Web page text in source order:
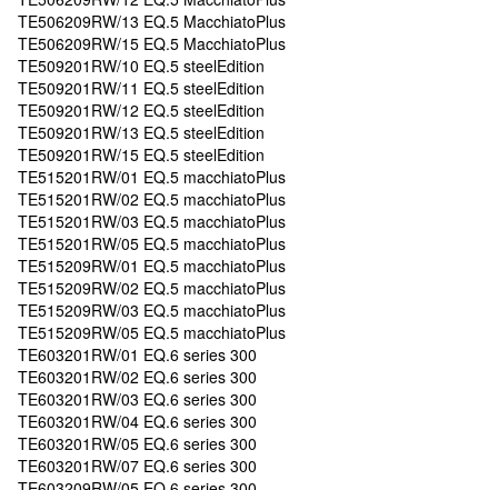
TE506209RW/13 EQ.5 MacchiatoPlus
TE506209RW/15 EQ.5 MacchiatoPlus
TE509201RW/10 EQ.5 steelEdition
TE509201RW/11 EQ.5 steelEdition
TE509201RW/12 EQ.5 steelEdition
TE509201RW/13 EQ.5 steelEdition
TE509201RW/15 EQ.5 steelEdition
TE515201RW/01 EQ.5 macchiatoPlus
TE515201RW/02 EQ.5 macchiatoPlus
TE515201RW/03 EQ.5 macchiatoPlus
TE515201RW/05 EQ.5 macchiatoPlus
TE515209RW/01 EQ.5 macchiatoPlus
TE515209RW/02 EQ.5 macchiatoPlus
TE515209RW/03 EQ.5 macchiatoPlus
TE515209RW/05 EQ.5 macchiatoPlus
TE603201RW/01 EQ.6 series 300
TE603201RW/02 EQ.6 series 300
TE603201RW/03 EQ.6 series 300
TE603201RW/04 EQ.6 series 300
TE603201RW/05 EQ.6 series 300
TE603201RW/07 EQ.6 series 300